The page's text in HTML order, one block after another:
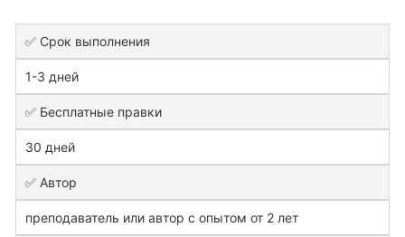
✅ Срок выполнения
1-3 дней
✅ Бесплатные правки
30 дней
✅ Автор
преподаватель или автор с опытом от 2 лет